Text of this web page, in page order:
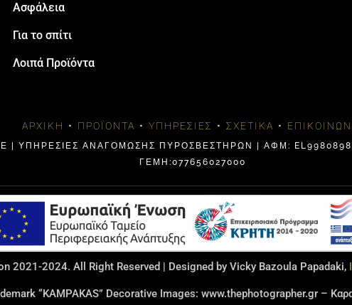
Ασφάλεια
Για το σπίτι
Λοιπά Προϊόντα
ΑΡΧΙΚΉ • ΠΡΟΪΌΝΤΑ • ΥΠΗΡΕΣΊΕΣ • ΣΧΕΤΙΚΆ •
| ΥΠΗΡΕΣΙΕΣ ΑΝΑΓΟΜΩΣΗΣ ΠΥΡΟΣΒΕΣΤΗΡΩΝ | ΑΦΜ:
ΓΕΜΗ:077656027000
2021-2024. All Right Reserved | Designed by Vicky Bazoula Papadaki,
“KAMPAKAS” Decorative Images: www.thephotographer.gr –